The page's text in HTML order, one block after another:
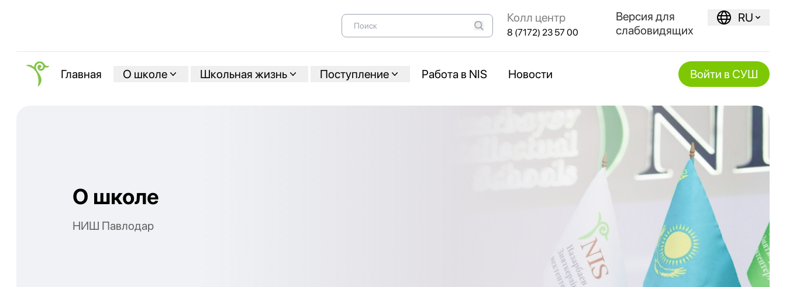
Колл центр
8 (7172) 23 57 00
Версия для
слабовидящих
RU
Главная О школе Школьная жизнь Поступление Работа в NIS Новости Войти в СУШ
О школе
НИШ Павлодар